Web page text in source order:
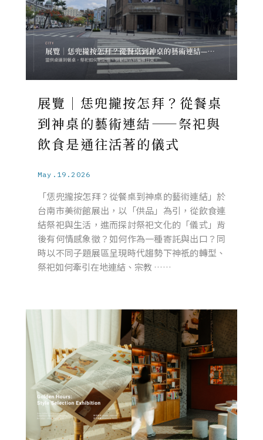
展覽｜恁兜攏按怎拜？從餐桌
到神桌的藝術連結——祭祀與
飲食是通往活著的儀式
May.19.2026
「恁兜攏按怎拜？從餐桌到神桌的藝術連結」於
台南市美術館展出，以「供品」為引，從飲食連
結祭祀與生活，進而探討祭祀文化的「儀式」背
後有何情感象徵？如何作為一種寄託與出口？同
時以不同子題展區呈現時代趨勢下神祇的轉型、
祭祀如何牽引在地連結、宗教 ……